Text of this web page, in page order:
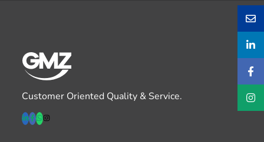
Customer Oriented Quality & Service.